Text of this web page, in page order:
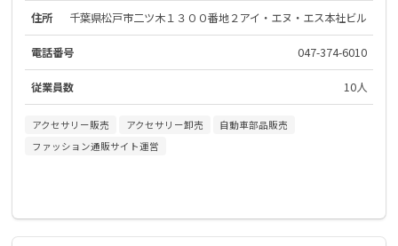
住所 千葉県松戸市二ツ木１３００番地２アイ・エヌ・エス本社ビル
電話番号 047-374-6010
従業員数 10人
アクセサリー販売 アクセサリー卸売
自動車部品販売
ファッション通販サイト運営